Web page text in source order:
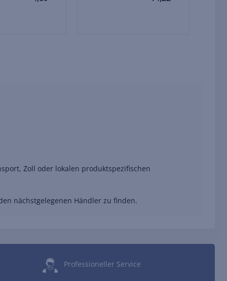
Zoll oder lokalen produktspezifischen
nächstgelegenen Händler zu finden.
Professioneller Service